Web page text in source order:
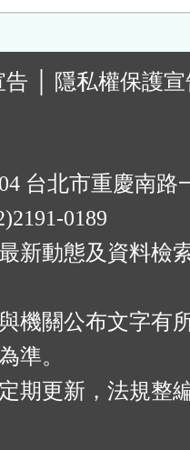
告
隱私權保護
台北市重慶南路
0189
新動態及資料檢
機關公布文字有
準。
期更新，法規整